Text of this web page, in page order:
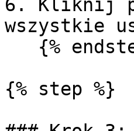
6. Kliknij
wszystkie
{% step %}